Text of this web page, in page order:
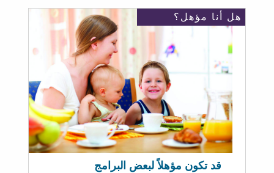
هل أنا مؤهل؟
قد تكون مؤهلاً لبعض البرامج